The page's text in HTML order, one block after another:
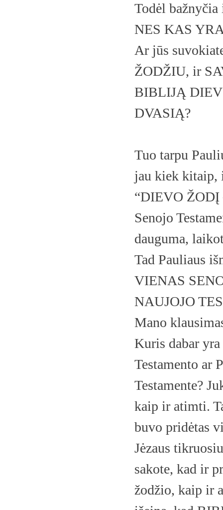
Todėl
NES KAS
Ar jūs
ŽODŽIU, ir
BIBLIJĄ
DVASIĄ?
Tuo tarpu
jau kiek kitaip,
“DIEVO ŽODĮ
Senojo
dauguma,
Tad Pauliaus
VIENAS
NAUJOJO
Mano
Kuris dabar
Testamento ar
Testamente?
kaip ir atimti.
buvo pridėtas
Jėzaus
sakote, kad ir
žodžio, kaip ir